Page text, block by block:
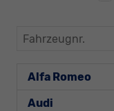
Fahrzeugnr.
Alfa Romeo
Audi